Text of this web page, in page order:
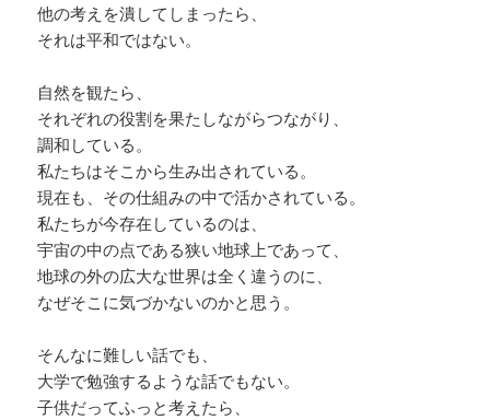
他の考えを潰してしまったら、
それは平和ではない。
自然を観たら、
それぞれの役割を果たしながらつながり、
調和している。
私たちはそこから生み出されている。
現在も、その仕組みの中で活かされている。
私たちが今存在しているのは、
宇宙の中の点である狭い地球上であって、
地球の外の広大な世界は全く違うのに、
なぜそこに気づかないのかと思う。
そんなに難しい話でも、
大学で勉強するような話でもない。
子供だってふっと考えたら、